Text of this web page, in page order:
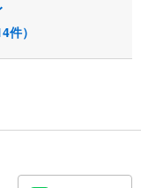
件）